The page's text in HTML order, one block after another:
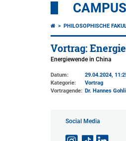
PHILOSOPHISCHE
Vortrag:
Energiewende in China
Datum:
29.04.2024,
Kategorie:
Vortrag
Vortragende: Dr. Hannes Gohli
Social Media